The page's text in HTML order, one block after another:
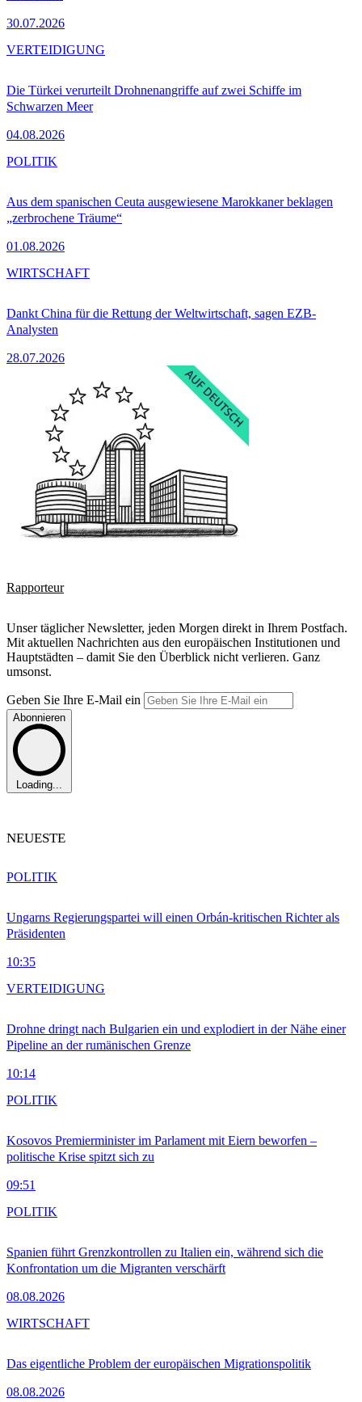
30.07.2026
Die Türkei verurteilt Drohnenangriffe auf zwei Schiffe im
Schwarzen Meer
04.08.2026
VERTEIDIGUNG
Aus dem spanischen Ceuta ausgewiesene Marokkaner beklagen
„zerbrochene Träume“
01.08.2026
POLITIK
Dankt China für die Rettung der Weltwirtschaft, sagen EZB-
Analysten
28.07.2026
WIRTSCHAFT
Rapporteur
Unser täglicher Newsletter, jeden Morgen direkt in Ihrem Postfach.
Mit aktuellen Nachrichten aus den europäischen Institutionen und
Hauptstädten – damit Sie den Überblick nicht verlieren. Ganz
umsonst.
Geben Sie Ihre E-Mail ein
Abonnieren
Loading...
NEUESTE
Ungarns Regierungspartei will einen Orbán-kritischen Richter als
Präsidenten
10:35
POLITIK
Drohne dringt nach Bulgarien ein und explodiert in der Nähe einer
Pipeline an der rumänischen Grenze
10:14
VERTEIDIGUNG
Kosovos Premierminister im Parlament mit Eiern beworfen –
politische Krise spitzt sich zu
09:51
POLITIK
Spanien führt Grenzkontrollen zu Italien ein, während sich die
Konfrontation um die Migranten verschärft
08.08.2026
POLITIK
Das eigentliche Problem der europäischen Migrationspolitik
08.08.2026
WIRTSCHAFT